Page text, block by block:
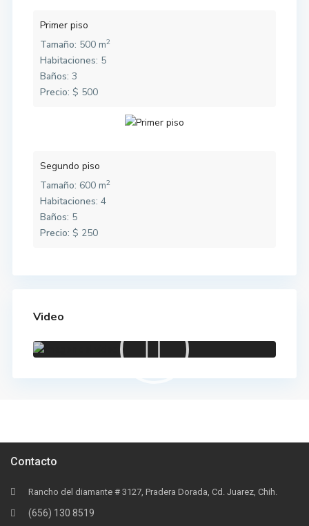
Primer piso
Tamaño: 500 m2
Habitaciones: 5
Baños: 3
Precio:$ 500
Segundo piso
Tamaño: 600 m2
Habitaciones: 4
Baños: 5
Precio:$ 250
Video
Contacto
Rancho del diamante # 3127, Pradera Dorada, Cd. Juarez, Chih.
(656) 130 8519